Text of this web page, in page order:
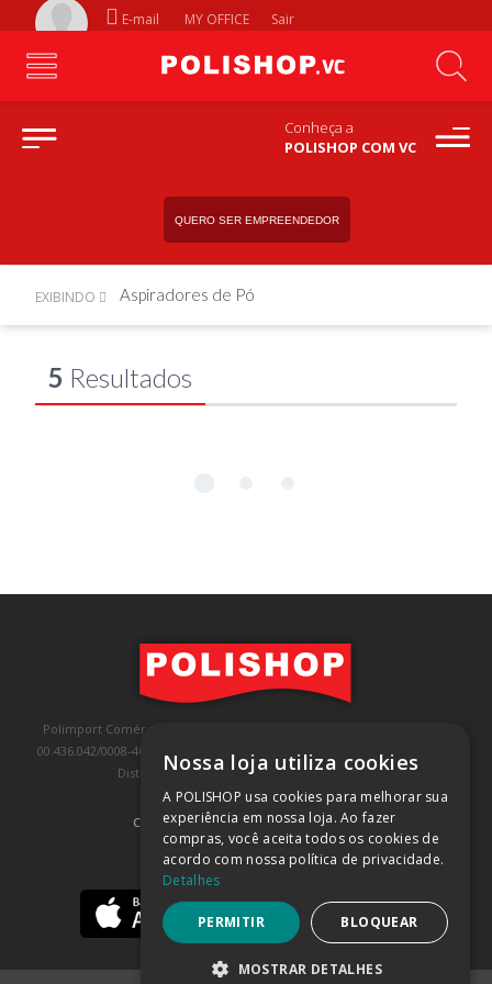
E-mail MY OFFICE Sair
Conheça a
POLISHOP COM VC
QUERO SER EMPREENDEDOR
EXIBINDO Aspiradores de Pó
5 Resultados
Polimport Comércio e Exportação LTDA, inscrita no CNPJ/MF sob o nº
00.436.042/0008-46, IE 407.458.707.103, com sede na Rua Kanebo, nº 175,
Distrito Industrial, Jundiaí/SP, CEP: 13213-090
COMPRA 100% SEGURA (SAIBA MAIS)
BAIXE NOSSO APP
Nossa loja utiliza cookies
A POLISHOP usa cookies para melhorar sua
experiência em nossa loja. Ao fazer
compras, você aceita todos os cookies de
acordo com nossa política de privacidade.
Detalhes
PERMITIR BLOQUEAR
MOSTRAR DETALHES